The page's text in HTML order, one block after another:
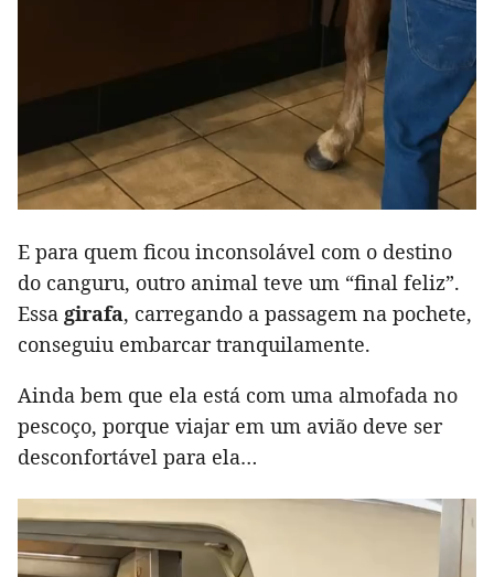
E para quem ficou inconsolável com o destino
do canguru, outro animal teve um “final feliz”.
Essa girafa, carregando a passagem na pochete,
conseguiu embarcar tranquilamente.
Ainda bem que ela está com uma almofada no
pescoço, porque viajar em um avião deve ser
desconfortável para ela…